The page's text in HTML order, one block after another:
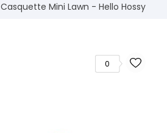
Casquette Mini Lawn - Hello Hossy
0